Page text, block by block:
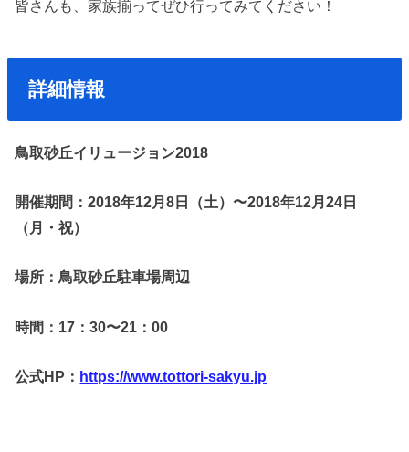
皆さんも、家族揃ってぜひ行ってみてください！
詳細情報
鳥取砂丘イリュージョン2018
開催期間：2018年12月8日（土）〜2018年12月24日
（月・祝）
場所：鳥取砂丘駐車場周辺
時間：17：30〜21：00
公式HP： https://www.tottori-sakyu.jp